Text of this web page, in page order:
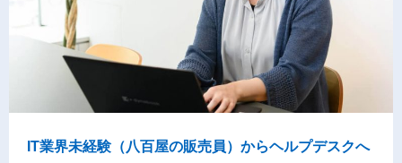
IT業界未経験（八百屋の販売員）からヘルプデスクへ